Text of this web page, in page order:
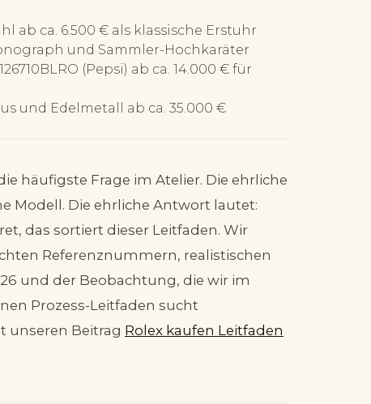
ab ca. 6.500 € als klassische Erstuhr
und Sammler-Hochkaräter
(Pepsi) ab ca. 14.000 € für
und Edelmetall ab ca. 35.000 €
häufigste Frage im Atelier. Die ehrliche
Modell. Die ehrliche Antwort lautet:
das sortiert dieser Leitfaden. Wir
Referenznummern, realistischen
und der Beobachtung, die wir im
Prozess-Leitfaden sucht
unseren Beitrag Rolex kaufen Leitfaden